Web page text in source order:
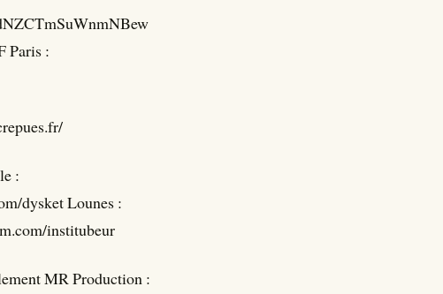
Paris :
:
dysket Lounes :
institubeur
MR Production :